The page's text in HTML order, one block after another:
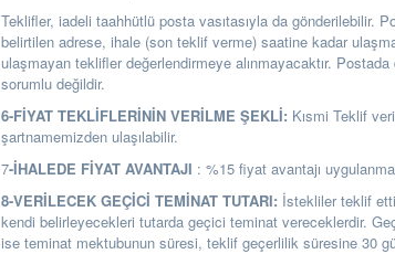
Teklifler, iadeli taahhütlü posta vasıtasıyla da gönderilebilir.
belirtilen adrese, ihale (son teklif verme) saatine kadar
ulaşmayan teklifler değerlendirmeye alınmayacaktır.
sorumlu değildir.
6-FİYAT TEKLİFLERİNİN VERİLME ŞEKLİ: Kısmi Teklif
şartnamemizden ulaşılabilir.
7-İHALEDE FİYAT AVANTAJI : %15 fiyat avantajı
8-VERİLECEK GEÇİCİ TEMİNAT TUTARI: İstekliler teklif
kendi belirleyecekleri tutarda geçici teminat vereceklerdir.
ise teminat mektubunun süresi, teklif geçerlilik süresine 30